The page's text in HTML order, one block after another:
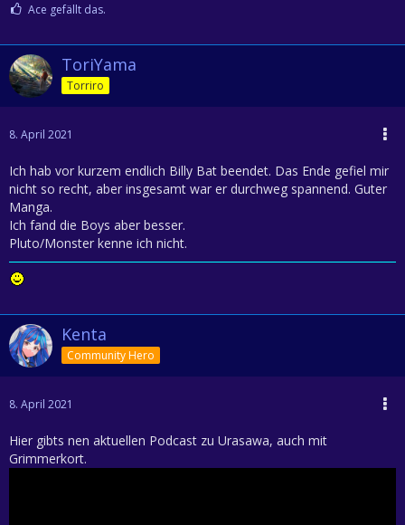
Ace gefällt das.
ToriYama
Torriro
8. April 2021
Ich hab vor kurzem endlich Billy Bat beendet. Das Ende gefiel mir
nicht so recht, aber insgesamt war er durchweg spannend. Guter
Manga.
Ich fand die Boys aber besser.
Pluto/Monster kenne ich nicht.
Kenta
Community Hero
8. April 2021
Hier gibts nen aktuellen Podcast zu Urasawa, auch mit
Grimmerkort.